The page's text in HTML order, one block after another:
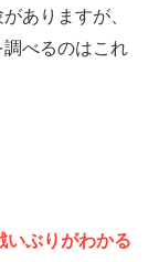
ありますが、
べるのはこれ
いぶりがわかる